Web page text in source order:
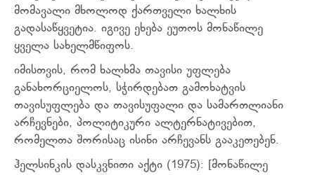
მომავალი მხოლოდ ქართველი ხალხის
გადასაწყვეტია. იგივე ეხება ეუთოს მონაწილე
ყველა სახელმწიფოს.
იმისთვის, რომ ხალხმა თავისი უფლება
განახორციელოს, სჭირდებათ გამოხატვის
თავისუფლება და თავისუფალი და სამართლიანი
არჩევნები, პოლიტიკური ალტერნატივებით,
რომელთა შორისაც ისინი არჩევანს გააკეთებენ.
ჰელსინკის დასკვნითი აქტი (1975): [მონაწილე